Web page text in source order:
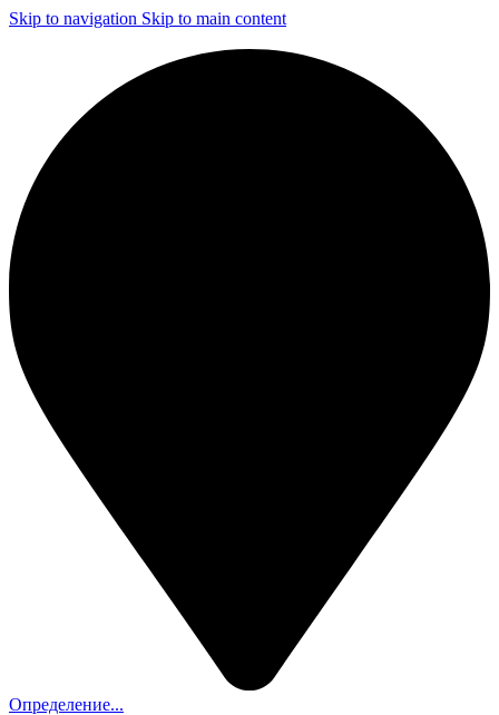
Skip to navigation Skip to main content
Определение...